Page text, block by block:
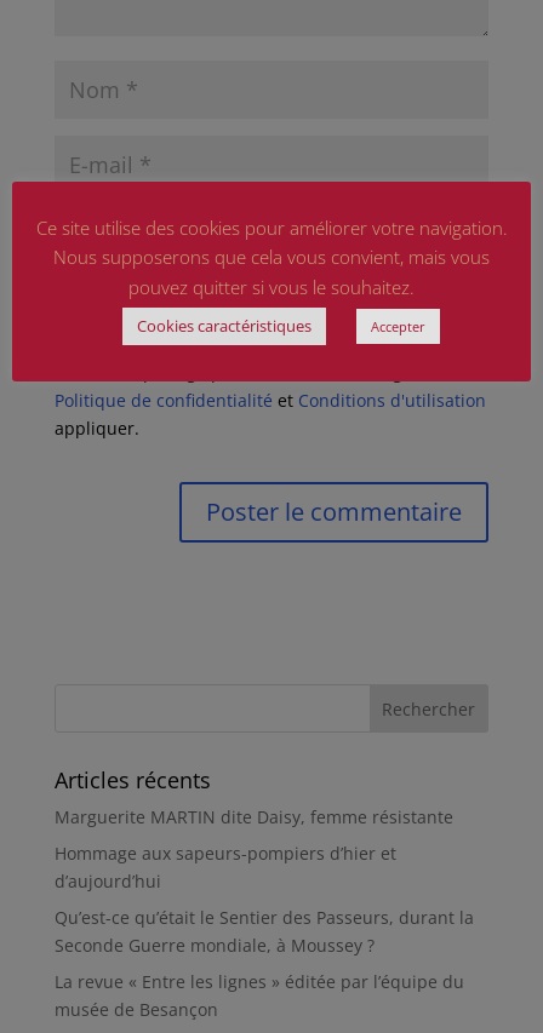
Enregistrer mon nom, mon e-mail et mon site
dans le navigateur pour mon prochain commentaire.
Politique de confidentialité et Conditions d'utilisation
appliquer.
Articles récents
Marguerite MARTIN dite Daisy, femme résistante
Hommage aux sapeurs-pompiers d’hier et
d’aujourd’hui
Qu’est-ce qu’était le Sentier des Passeurs, durant la
Seconde Guerre mondiale, à Moussey ?
La revue « Entre les lignes » éditée par l’équipe du
musée de Besançon
Ce site utilise des cookies pour améliorer votre navigation.
Nous supposerons que cela vous convient, mais vous
pouvez quitter si vous le souhaitez.
Cookies caractéristiques Accepter